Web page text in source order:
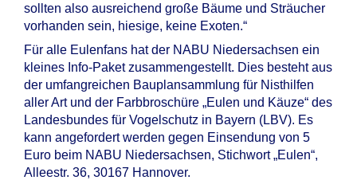
sollten also ausreichend große Bäume und Sträucher
vorhanden sein, hiesige, keine Exoten.“
Für alle Eulenfans hat der NABU Niedersachsen ein
kleines Info-Paket zusammengestellt. Dies besteht aus
der umfangreichen Bauplansammlung für Nisthilfen
aller Art und der Farbbroschüre „Eulen und Käuze“ des
Landesbundes für Vogelschutz in Bayern (LBV). Es
kann angefordert werden gegen Einsendung von 5
Euro beim NABU Niedersachsen, Stichwort „Eulen“,
Alleestr. 36, 30167 Hannover.